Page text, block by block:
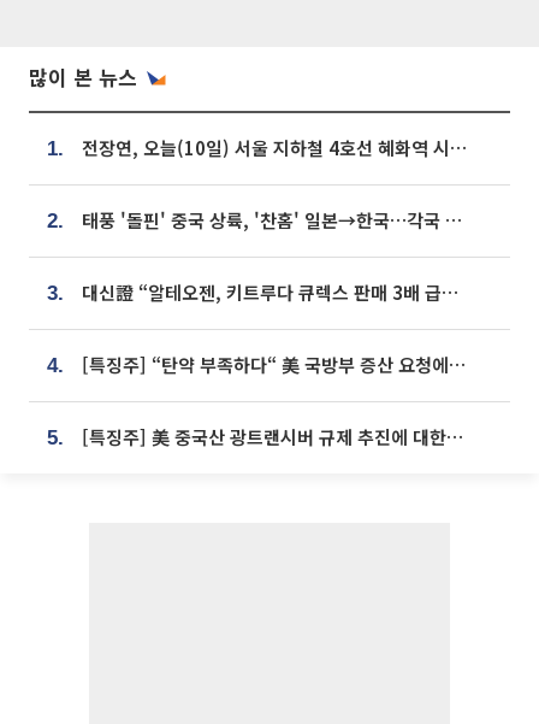
많이 본 뉴스
1. 전장연, 오늘(10일) 서울 지하철 4호선 혜화역 시위…1호선 용산역 무정차
2. 태풍 '돌핀' 중국 상륙, '찬홈' 일본→한국…각국 기상청 예상 경로는?
3. 대신證 “알테오젠, 키트루다 큐렉스 판매 3배 급증…목표가 41만원 상향”
4. [특징주] “탄약 부족하다“ 美 국방부 증산 요청에⋯국내 방산주 급등세
5. [특징주] 美 중국산 광트랜시버 규제 추진에 대한광통신 등 광통신株 강세